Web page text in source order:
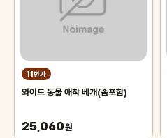
11번가
와이드 동물 애착 베개(솜포함)
25,060원